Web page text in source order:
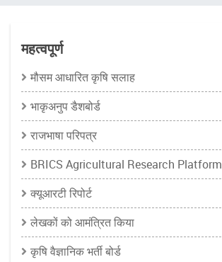
महत्वपूर्ण
मौसम आधारित कृषि सलाह
भाकृअनुप डैशबोर्ड
राजभाषा परिपत्र
BRICS Agricultural Research Platform
क्यूआरटी रिपोर्ट
लेखकों को आमंत्रित किया
कृषि वैज्ञानिक भर्ती बोर्ड